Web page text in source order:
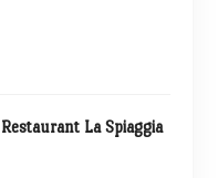
Restaurant La Spiaggia